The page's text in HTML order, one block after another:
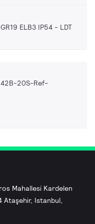
ELB3 IP54 LDT
20S-Ref-
Mahallesi Kardelen
Ataşehir, Istanbul,